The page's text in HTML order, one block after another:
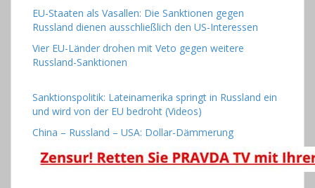
EU-Staaten als Vasallen: Die Sanktionen gegen
Russland dienen ausschließlich den US-Interessen
Vier EU-Länder drohen mit Veto gegen weitere
Russland-Sanktionen
Sanktionspolitik: Lateinamerika springt in Russland ein
und wird von der EU bedroht (Videos)
China – Russland – USA: Dollar-Dämmerung